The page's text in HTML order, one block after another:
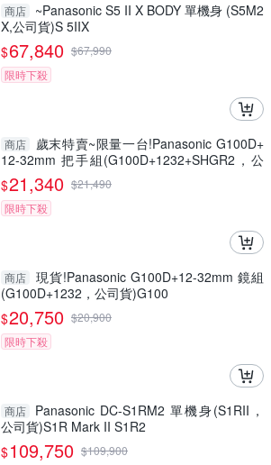
商店
~Panasonic S5 II X BODY 單機身 (S5M2
X,公司貨)S 5IIX
$67,840 $67,990
限時下殺
商店
歲末特賣~限量一台!Panasonic G100D+
12-32mm 把手組(G100D+1232+SHGR2，公
司貨)
$21,340 $21,490
限時下殺
商店
現貨!Panasonic G100D+12-32mm 鏡組
(G100D+1232，公司貨)G100
$20,750 $20,900
限時下殺
商店
Panasonic DC-S1RM2 單機身(S1RII，
公司貨)S1R Mark II S1R2
$109,750 $109,900